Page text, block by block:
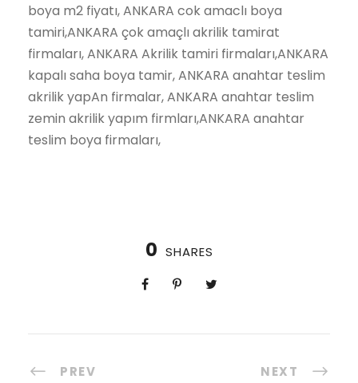
boya m2 fiyatı, ANKARA cok amaclı boya
tamiri,ANKARA çok amaçlı akrilik tamirat
firmaları, ANKARA Akrilik tamiri firmaları,ANKARA
kapalı saha boya tamir, ANKARA anahtar teslim
akrilik yapAn firmalar, ANKARA anahtar teslim
zemin akrilik yapım firmları,ANKARA anahtar
teslim boya firmaları,
0 SHARES
PREV NEXT